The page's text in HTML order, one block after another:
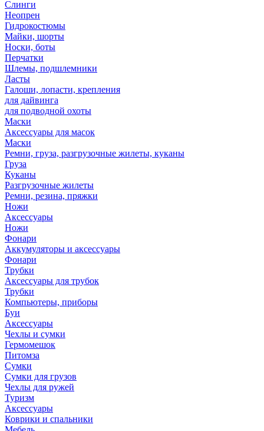
Слинги
Неопрен
Гидрокостюмы
Майки, шорты
Носки, боты
Перчатки
Шлемы, подшлемники
Ласты
Галоши, лопасти, крепления
для дайвинга
для подводной охоты
Маски
Аксессуары для масок
Маски
Ремни, груза, разгрузочные жилеты, куканы
Груза
Куканы
Разгрузочные жилеты
Ремни, резина, пряжки
Ножи
Аксессуары
Ножи
Фонари
Аккумуляторы и аксессуары
Фонари
Трубки
Аксессуары для трубок
Трубки
Компьютеры, приборы
Буи
Аксессуары
Чехлы и сумки
Гермомешок
Питомза
Сумки
Сумки для грузов
Чехлы для ружей
Туризм
Аксессуары
Коврики и спальники